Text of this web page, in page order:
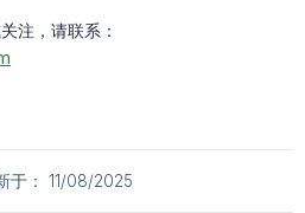
注，请联系：
于： 11/08/2025